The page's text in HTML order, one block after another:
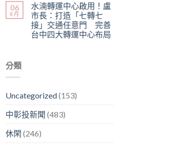
06
8 月
水湳轉運中心啟用！盧
市長：打造「七轉七
接」交通任意門 完善
台中四大轉運中心布局
分類
Uncategorized(153)
中彰投新聞 (483)
休閑 (246)